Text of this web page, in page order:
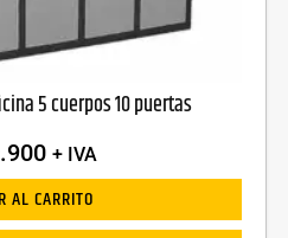
5 cuerpos 10 puertas
+ IVA
AL CARRITO